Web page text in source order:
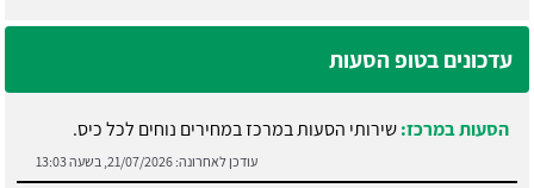
עדכונים בטופ הסעות
הסעות במרכז:שירותי הסעות במרכז במחירים נוחים לכל כיס.
עודכן לאחרונה: 21/07/2026, בשעה 13:03